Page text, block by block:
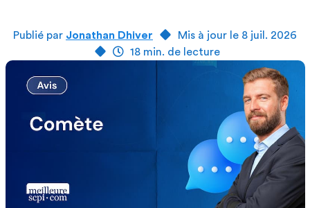
Publié par Jonathan Dhiver
Mis à jour le 8 juil. 2026
18 min. de lecture